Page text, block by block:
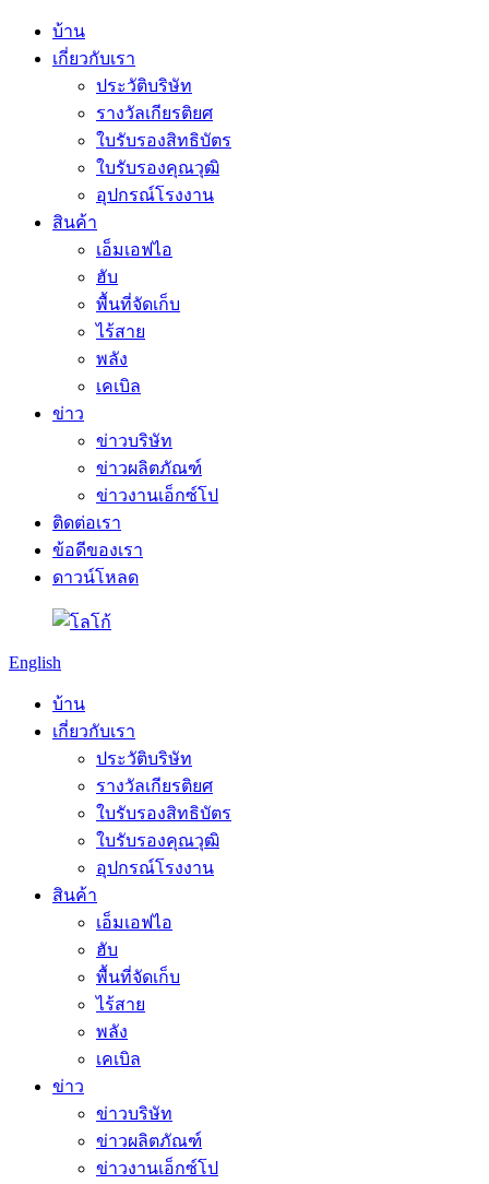
บ้าน
เกี่ยวกับเรา
ประวัติบริษัท
รางวัลเกียรติยศ
ใบรับรองสิทธิบัตร
ใบรับรองคุณวุฒิ
อุปกรณ์โรงงาน
สินค้า
เอ็มเอฟไอ
ฮับ
พื้นที่จัดเก็บ
ไร้สาย
พลัง
เคเบิล
ข่าว
ข่าวบริษัท
ข่าวผลิตภัณฑ์
ข่าวงานเอ็กซ์โป
ติดต่อเรา
ข้อดีของเรา
ดาวน์โหลด
English
บ้าน
เกี่ยวกับเรา
ประวัติบริษัท
รางวัลเกียรติยศ
ใบรับรองสิทธิบัตร
ใบรับรองคุณวุฒิ
อุปกรณ์โรงงาน
สินค้า
เอ็มเอฟไอ
ฮับ
พื้นที่จัดเก็บ
ไร้สาย
พลัง
เคเบิล
ข่าว
ข่าวบริษัท
ข่าวผลิตภัณฑ์
ข่าวงานเอ็กซ์โป